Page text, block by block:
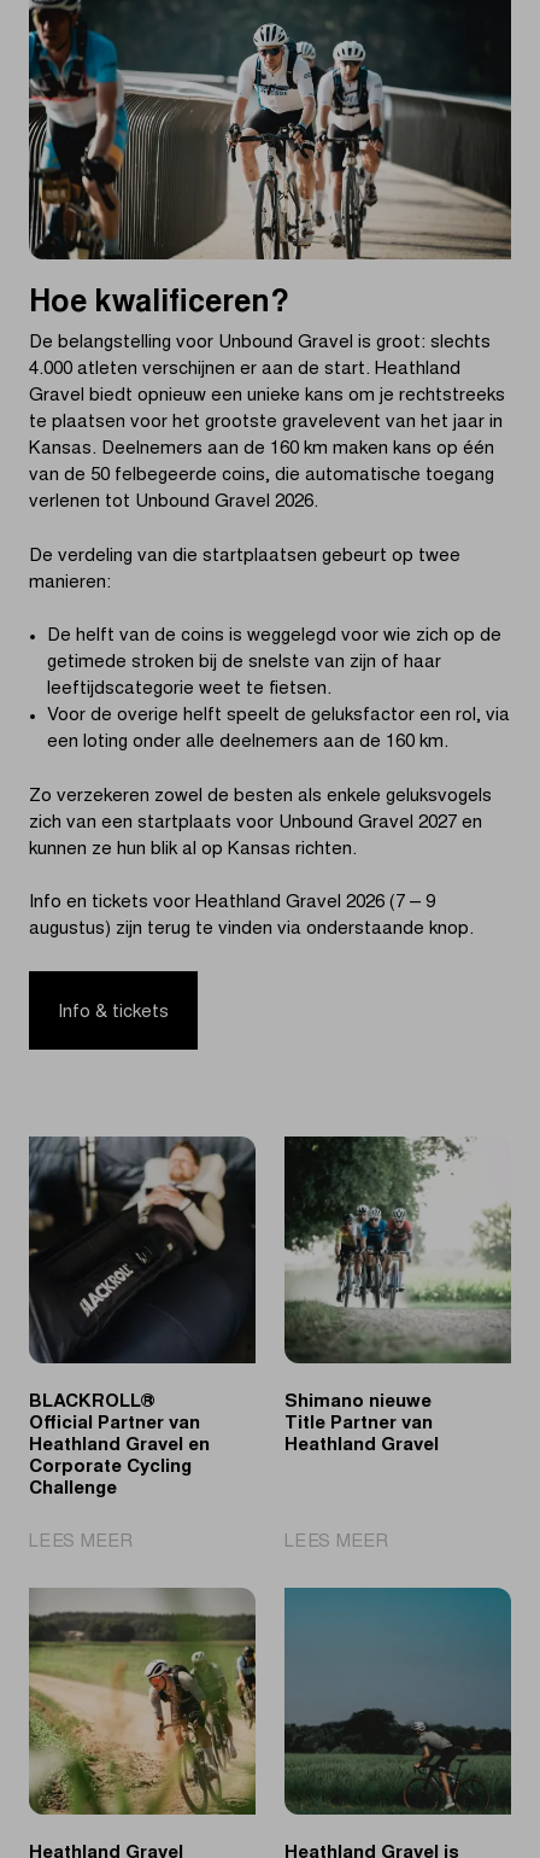
Hoe kwalificeren?
De belangstelling voor Unbound Gravel is groot: slechts
4.000 atleten verschijnen er aan de start. Heathland
Gravel biedt opnieuw een unieke kans om je rechtstreeks
te plaatsen voor het grootste gravelevent van het jaar in
Kansas. Deelnemers aan de 160 km maken kans op één
van de 50 felbegeerde coins, die automatische toegang
verlenen tot Unbound Gravel 2026.
De verdeling van die startplaatsen gebeurt op twee
manieren:
De helft van de coins is weggelegd voor wie zich op de
getimede stroken bij de snelste van zijn of haar
leeftijdscategorie weet te fietsen.
Voor de overige helft speelt de geluksfactor een rol, via
een loting onder alle deelnemers aan de 160 km.
Zo verzekeren zowel de besten als enkele geluksvogels
zich van een startplaats voor Unbound Gravel 2027 en
kunnen ze hun blik al op Kansas richten.
Info en tickets voor Heathland Gravel 2026 (7 – 9
augustus) zijn terug te vinden via onderstaande knop.
Info & tickets
BLACKROLL®
Official Partner van
Heathland Gravel en
Corporate Cycling
Challenge
LEES MEER
Partner
van
Heathland
Gravel
Corporate
Cycling
Challenge
Shimano nieuwe
Title Partner van
Heathland Gravel
LEES MEER
Gravel
Heathland Gravel
Heathland Gravel is